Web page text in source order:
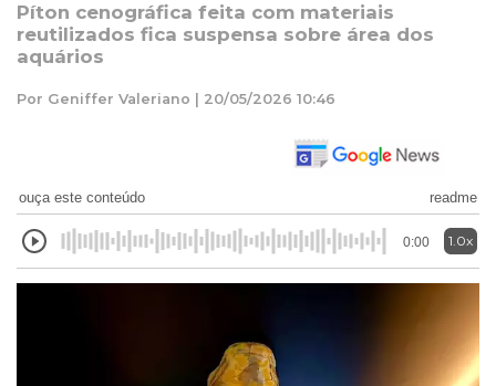
Píton cenográfica feita com materiais
reutilizados fica suspensa sobre área dos
aquários
Por Geniffer Valeriano | 20/05/2026 10:46
ouça este conteúdo readme
0:00 1.0x